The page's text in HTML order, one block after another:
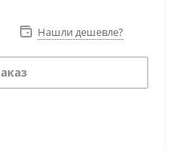
Нашли дешевле?